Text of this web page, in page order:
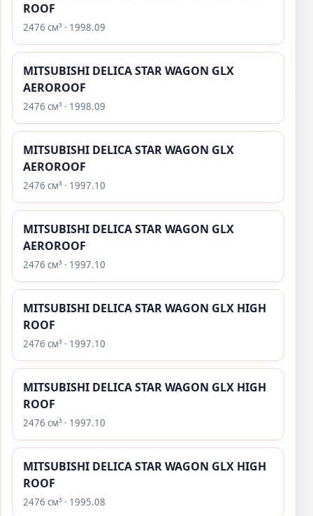
ROOF
2476 см³ · 1998.09
MITSUBISHI DELICA STAR WAGON GLX
AEROROOF
2476 см³ · 1998.09
MITSUBISHI DELICA STAR WAGON GLX
AEROROOF
2476 см³ · 1997.10
MITSUBISHI DELICA STAR WAGON GLX
AEROROOF
2476 см³ · 1997.10
MITSUBISHI DELICA STAR WAGON GLX HIGH
ROOF
2476 см³ · 1997.10
MITSUBISHI DELICA STAR WAGON GLX HIGH
ROOF
2476 см³ · 1997.10
MITSUBISHI DELICA STAR WAGON GLX HIGH
ROOF
2476 см³ · 1995.08